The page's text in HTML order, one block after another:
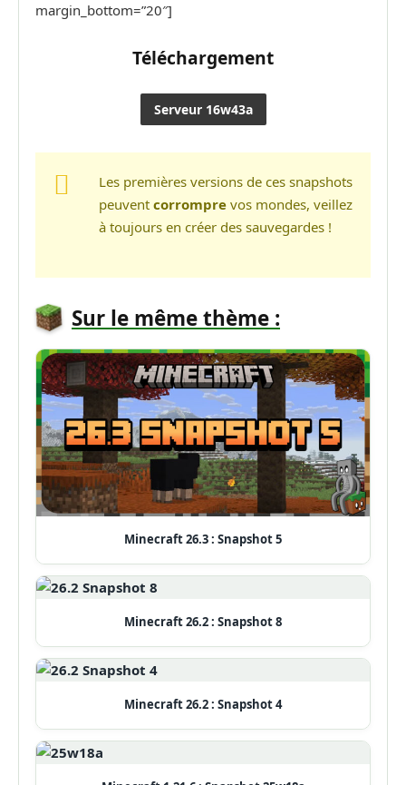
margin_bottom=”20″]
Téléchargement
Serveur 16w43a
Les premières versions de ces snapshots
peuvent corrompre vos mondes, veillez
à toujours en créer des sauvegardes !
Sur le même thème :
Minecraft 26.3 : Snapshot 5
Minecraft 26.2 : Snapshot 8
Minecraft 26.2 : Snapshot 4